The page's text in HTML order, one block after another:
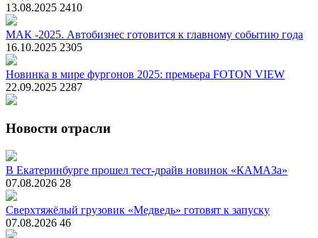
13.08.2025 2410
МАК -2025. Автобизнес готовится к главному событию года
16.10.2025 2305
Новинка в мире фургонов 2025: премьера FOTON VIEW
22.09.2025 2287
Новости отрасли
В Екатеринбурге прошел тест-драйв новинок «КАМАЗа»
07.08.2026 28
Сверхтяжёлый грузовик «Медведь» готовят к запуску
07.08.2026 46